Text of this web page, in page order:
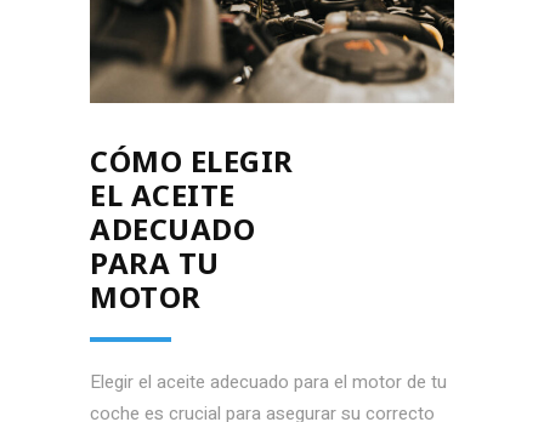
CÓMO ELEGIR
EL ACEITE
ADECUADO
PARA TU
MOTOR
Elegir el aceite adecuado para el motor de tu
coche es crucial para asegurar su correcto